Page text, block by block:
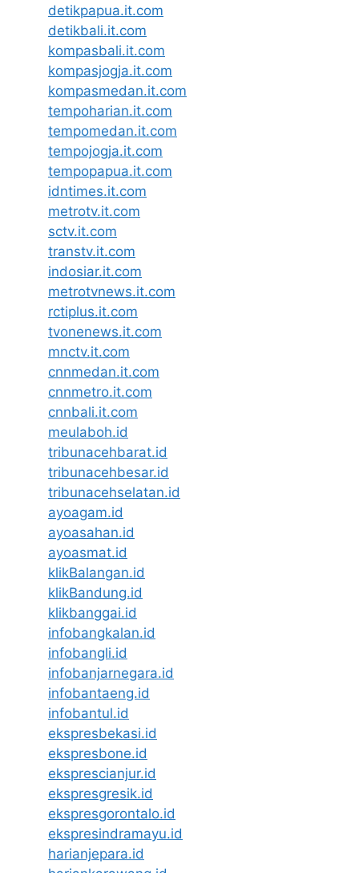
detikpapua.it.com
detikbali.it.com
kompasbali.it.com
kompasjogja.it.com
kompasmedan.it.com
tempoharian.it.com
tempomedan.it.com
tempojogja.it.com
tempopapua.it.com
idntimes.it.com
metrotv.it.com
sctv.it.com
transtv.it.com
indosiar.it.com
metrotvnews.it.com
rctiplus.it.com
tvonenews.it.com
mnctv.it.com
cnnmedan.it.com
cnnmetro.it.com
cnnbali.it.com
meulaboh.id
tribunacehbarat.id
tribunacehbesar.id
tribunacehselatan.id
ayoagam.id
ayoasahan.id
ayoasmat.id
klikBalangan.id
klikBandung.id
klikbanggai.id
infobangkalan.id
infobangli.id
infobanjarnegara.id
infobantaeng.id
infobantul.id
ekspresbekasi.id
ekspresbone.id
eksprescianjur.id
ekspresgresik.id
ekspresgorontalo.id
ekspresindramayu.id
harianjepara.id